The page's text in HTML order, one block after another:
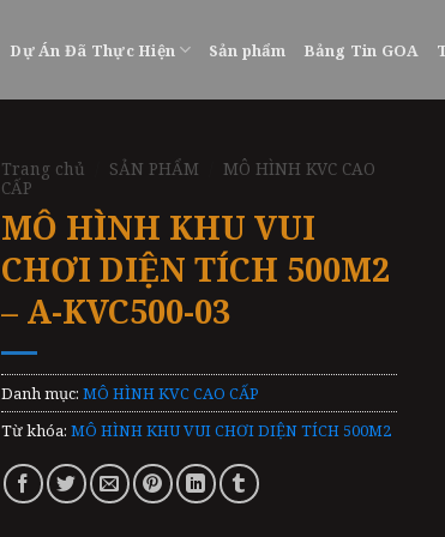
Dự Án Đã Thực Hiện Sản phẩm Bảng Tin GOA
Trang chủ SẢN PHẨM
MÔ HÌNH KVC CAO
CẤP
MÔ HÌNH KHU VUI
CHƠI DIỆN TÍCH 500M2
– A-KVC500-03
Danh mục: MÔ HÌNH KVC CAO CẤP
Từ khóa: MÔ HÌNH KHU VUI CHƠI DIỆN TÍCH 500M2